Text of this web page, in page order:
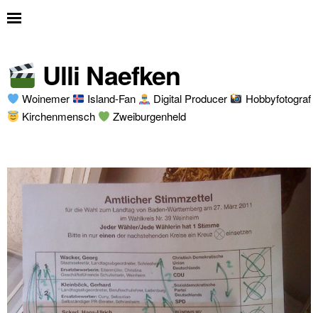
Ulli Naefken
Woinemer Island-Fan Digital Producer
Hobbyfotograf
Kirchenmensch
Zweiburgenheld